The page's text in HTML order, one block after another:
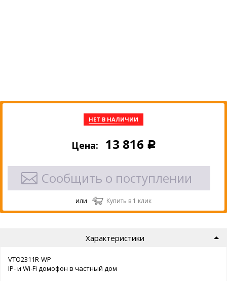
НЕТ В НАЛИЧИИ
Цена: 13 816 Р
Сообщить о поступлении
или Купить в 1 клик
Характеристики
VTO2311R-WP
IP- и Wi-Fi домофон в частный дом